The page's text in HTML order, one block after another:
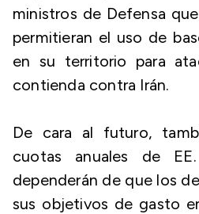
ministros de Defensa
permitieran el uso de
en su territorio para
contienda contra Irán.
De cara al futuro,
cuotas anuales de
dependerán de que los
sus objetivos de gasto